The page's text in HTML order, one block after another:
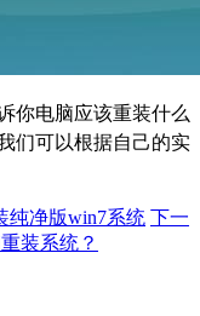
你电脑应该重装什么
们可以根据自己的实
纯净版win7系统 下一
装系统？